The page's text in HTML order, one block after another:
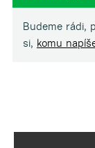
Budeme rádi,
si, komu